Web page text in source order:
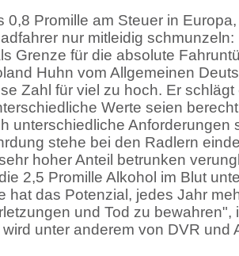
0,8 Promille am Steuer in
nur mitleidig
Grenze für die absolute
Huhn vom Allgemeinen
Zahl für viel zu hoch. Er
Werte seien
unterschiedliche Anforderungen
stehe bei den Radlern
hoher Anteil betrunken
2,5 Promille Alkohol im Blut
hat das Potenzial, jedes Jahr
und Tod zu bewahren",
unter anderem von DVR und